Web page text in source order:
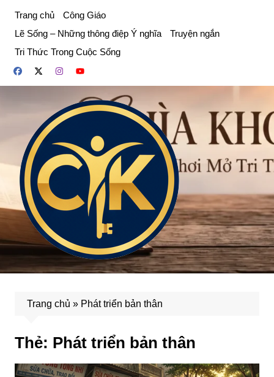
phần
dung
Trang chủ
Công Giáo
Lẽ Sống – Những thông điệp Ý nghĩa
Truyện ngắn
Tri Thức Trong Cuộc Sống
Trang chủ » Phát triển bản thân
Thẻ: Phát triển bản thân